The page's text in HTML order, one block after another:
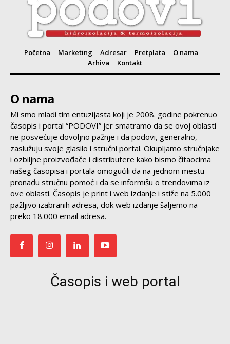
Početna Marketing Adresar Pretplata
O nama
Arhiva
Kontakt
O nama
Mi smo mladi tim entuzijasta koji je 2008. godine pokrenuo
časopis i portal “PODOVI” jer smatramo da se ovoj oblasti
ne posvećuje dovoljno pažnje i da podovi, generalno,
zaslužuju svoje glasilo i stručni portal. Okupljamo stručnjake
i ozbiljne proizvođače i distributere kako bismo čitaocima
našeg časopisa i portala omogućili da na jednom mestu
pronađu stručnu pomoć i da se informišu o trendovima iz
ove oblasti. Časopis je print i web izdanje i stiže na 5.000
pažljivo izabranih adresa, dok web izdanje šaljemo na
preko 18.000 email adresa.
Časopis i web portal